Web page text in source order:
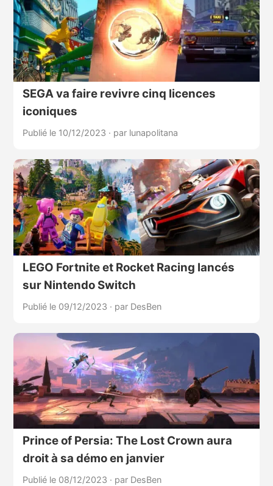
SEGA va faire revivre cinq licences
iconiques
Publié le 10/12/2023 · par lunapolitana
LEGO Fortnite et Rocket Racing lancés
sur Nintendo Switch
Publié le 09/12/2023 · par DesBen
Prince of Persia: The Lost Crown aura
droit à sa démo en janvier
Publié le 08/12/2023 · par DesBen